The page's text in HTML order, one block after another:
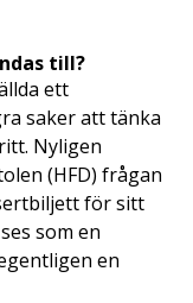
till?
ett
saker att tänka
Nyligen
(HFD) frågan
för sitt
som en
en